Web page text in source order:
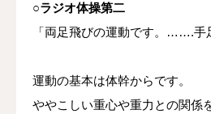
○ラジオ体操第二
「両足飛びの運動です。…….手
運動の基本は体幹からです。
ややこしい重心や重力との関係